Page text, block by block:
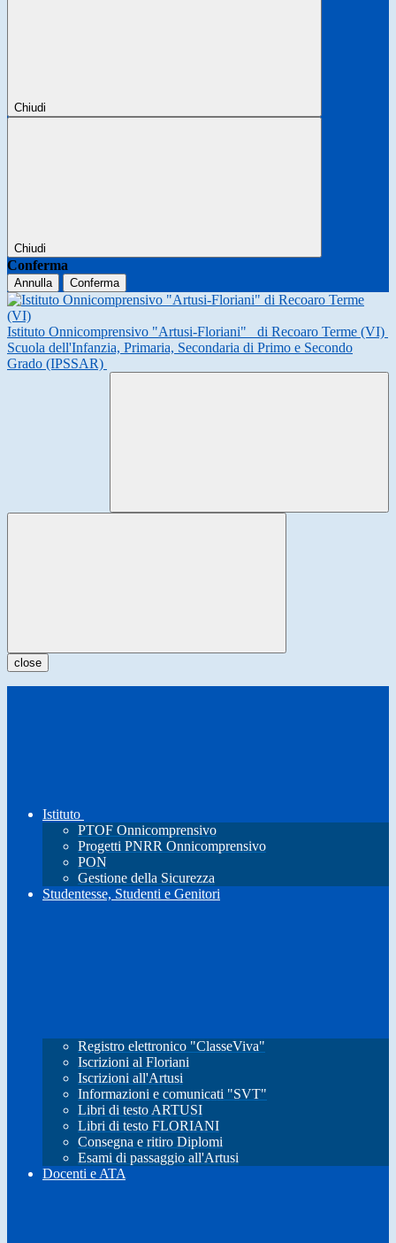
Chiudi
Chiudi
Conferma
Annulla Conferma
Istituto Onnicomprensivo "Artusi-Floriani"
di Recoaro Terme (VI)
Scuola dell'Infanzia, Primaria, Secondaria di Primo e Secondo
Grado (IPSSAR)
close
Istituto
PTOF Onnicomprensivo
Progetti PNRR Onnicomprensivo
PON
Gestione della Sicurezza
Studentesse, Studenti e Genitori
Registro elettronico "ClasseViva"
Iscrizioni al Floriani
Iscrizioni all'Artusi
Informazioni e comunicati "SVT"
Libri di testo ARTUSI
Libri di testo FLORIANI
Consegna e ritiro Diplomi
Esami di passaggio all'Artusi
Docenti e ATA